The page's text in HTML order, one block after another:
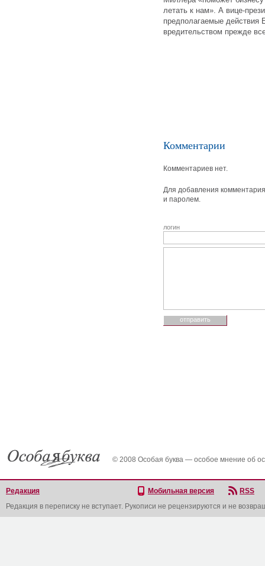
летать к нам». А вице-
предполагаемые
вредительством прежде
Комментарии
Комментариев нет.
Для добавления
и паролем.
логин
© 2008 Особая буква — особое мнение об
Редакция Мобильная версия
RSS
Редакция в переписку не вступает. Рукописи не рецензируются и не